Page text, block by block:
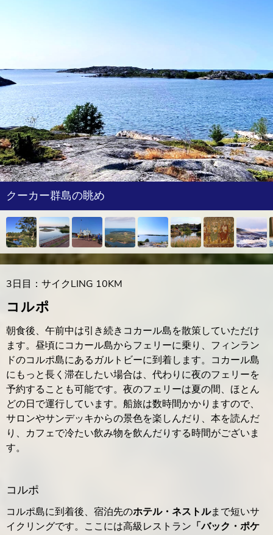
クーカー群島の眺め
3日目：サイクLING 10KM
コルポ
朝食後、午前中は引き続きコカール島を散策していただけ
ます。昼頃にコカール島からフェリーに乗り、フィンラン
ドのコルポ島にあるガルトビーに到着します。コカール島
にもっと長く滞在したい場合は、代わりに夜のフェリーを
予約することも可能です。夜のフェリーは夏の間、ほとん
どの日で運行しています。船旅は数時間かかりますので、
サロンやサンデッキからの景色を楽しんだり、本を読んだ
り、カフェで冷たい飲み物を飲んだりする時間がございま
す。
コルポ
コルポ島に到着後、宿泊先のホテル・ネストルまで短いサ
イクリングです。ここには高級レストラン 「バック・ポケ